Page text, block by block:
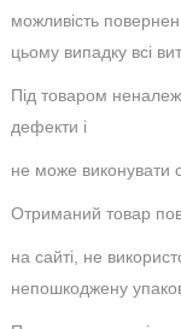
можливість
цьому випадку всі
Під товаром
дефекти і
не може виконувати
Отриманий товар
на сайті, не
непошкоджену